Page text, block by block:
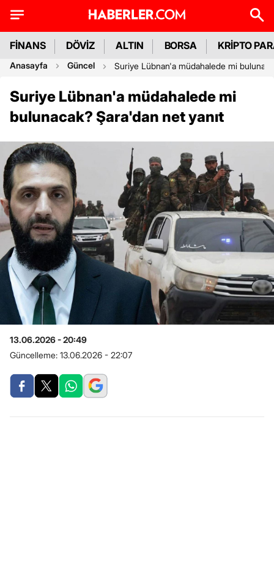
FİNANS DÖVİZ ALTIN BORSA KRİPTO
Anasayfa Güncel Suriye Lübnan'a müdahalede mi
Suriye Lübnan'a müdahalede mi
bulunacak? Şara'dan net yanıt
13.06.2026 - 20:49
Güncelleme: 13.06.2026 - 22:07